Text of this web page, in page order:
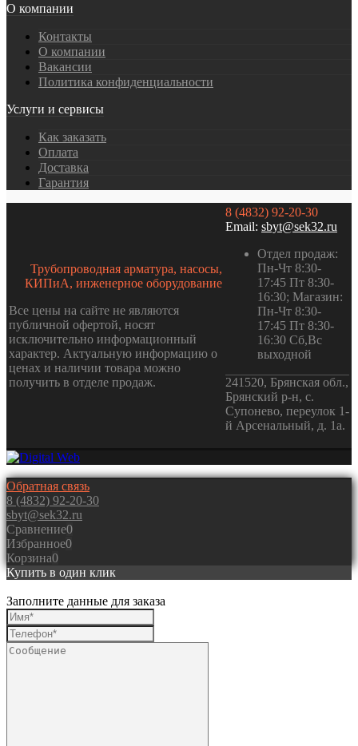
О компании
Контакты
О компании
Вакансии
Политика конфиденциальности
Услуги и сервисы
Как заказать
Оплата
Доставка
Гарантия
Трубопроводная арматура, насосы,
КИПиА, инженерное оборудование
Все цены на сайте не являются
публичной офертой, носят
исключительно информационный
характер. Актуальную информацию о
ценах и наличии товара можно
получить в отделе продаж.
8 (4832) 92-20-30
Email: sbyt@sek32.ru
Отдел продаж:
Пн-Чт 8:30-
17:45 Пт 8:30-
16:30; Магазин:
Пн-Чт 8:30-
17:45 Пт 8:30-
16:30 Сб,Вс
выходной
241520, Брянская обл.,
Брянский р-н, с.
Супонево, переулок 1-
й Арсенальный, д. 1а.
Обратная связь
8 (4832) 92-20-30
sbyt@sek32.ru
Сравнение0
Избранное0
Корзина0
Купить в один клик
Заполните данные для заказа